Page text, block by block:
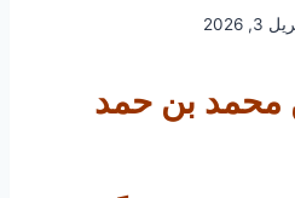
3, 2026
محمد بن حمد